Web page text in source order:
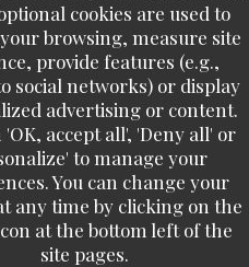
cookies are used to
browsing, measure site
provide features (e.g.,
social networks) or display
advertising or content.
'OK, accept all', 'Deny all' or
to manage your
You can change your
any time by clicking on the
at the bottom left of the
site pages.
très bel emplacement, peu d attente,
review
beau retour ! Savoir que
près des Champs et que
c'est une vraie fierté pour
de L'Alsace